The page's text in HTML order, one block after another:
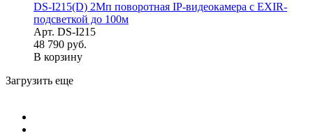
DS-I215(D) 2Мп поворотная IP-видеокамера с EXIR-
подсветкой до 100м
Арт. DS-I215
48 790 руб.
В корзину
Загрузить еще